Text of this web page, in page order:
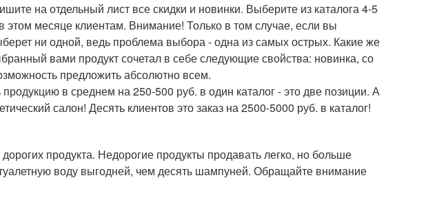
на отдельный лист все скидки и новинки. Выберите из каталога 4-5
этом месяце клиентам. Внимание! Только в том случае, если вы
ни одной, ведь проблема выбора - одна из самых острых. Какие же
вами продукт сочетал в себе следующие свойства: новинка, со
предложить абсолютно всем.
в среднем на 250-500 руб. в один каталог - это две позиции. А
салон! Десять клиентов это заказ на 2500-5000 руб. в каталог!
продукта. Недорогие продукты продавать легко, но больше
воду выгодней, чем десять шампуней. Обращайте внимание